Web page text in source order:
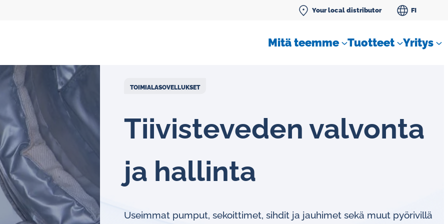
Your local distributor FI
Mitä teemme Tuotteet
Kiertovoitelun virtausmittarit
Soikioratasmittarit
Näyttöyksiköt
Yritys
TOIMIALASOVELLUKSET
Tii­vis­te­ve­den valvonta
ja hallinta
Useimmat pumput, sekoittimet, sihdit ja jauhimet sekä muut pyörivillä